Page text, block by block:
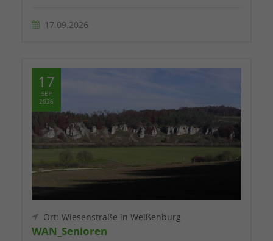
17.09.2026
17
SEP
2026
Ort: Wiesenstraße in Weißenburg
WAN_Senioren